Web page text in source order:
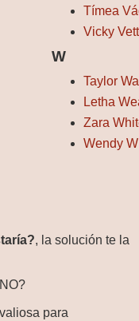
Tímea
Vicky
W
Taylor
Letha
Zara
Wendy
, la solución te la
para